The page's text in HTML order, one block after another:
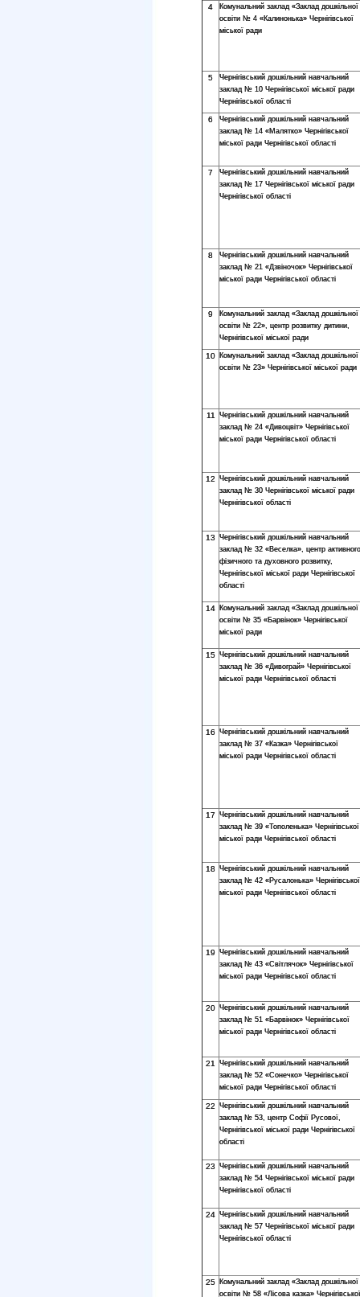
4
Комунальний заклад «Заклад дошкільної
освіти № 4 «Калинонька» Чернігівської
міської ради
5
Чернігівський дошкільний навчальний
заклад № 10 Чернігівської міської ради
Чернігівської області
6
Чернігівський дошкільний навчальний
заклад № 14 «Малятко» Чернігівської
міської ради Чернігівської області
7
Чернігівський дошкільний навчальний
заклад № 17 Чернігівської міської ради
Чернігівської області
8
Чернігівський дошкільний навчальний
заклад № 21 «Дзвіночок» Чернігівської
міської ради Чернігівської області
9
Комунальний заклад «Заклад дошкільної
освіти № 22», центр розвитку дитини,
Чернігівської міської ради
10 Комунальний заклад «Заклад дошкільної
освіти № 23» Чернігівської міської ради
11
Чернігівський дошкільний навчальний
заклад № 24 «Дивоцвіт» Чернігівської
міської ради Чернігівської області
12 Чернігівський дошкільний навчальний
заклад № 30 Чернігівської міської ради
Чернігівської області
13 Чернігівський дошкільний навчальний
заклад № 32 «Веселка», центр активного
фізичного та духовного розвитку,
Чернігівської міської ради Чернігівської
області
14 Комунальний заклад «Заклад дошкільної
освіти № 35 «Барвінок» Чернігівської
міської ради
15 Чернігівський дошкільний навчальний
заклад № 36 «Дивограй» Чернігівської
міської ради Чернігівської області
16 Чернігівський дошкільний навчальний
заклад № 37 «Казка» Чернігівської
міської ради Чернігівської області
17 Чернігівський дошкільний навчальний
заклад № 39 «Тополенька» Чернігівської
міської ради Чернігівської області
18 Чернігівський дошкільний навчальний
заклад № 42 «Русалонька» Чернігівської
міської ради Чернігівської області
19 Чернігівський дошкільний навчальний
заклад № 43 «Світлячок» Чернігівської
міської ради Чернігівської області
20 Чернігівський дошкільний навчальний
заклад № 51 «Барвінок» Чернігівської
міської ради Чернігівської області
21
Чернігівський дошкільний навчальний
заклад № 52 «Сонечко» Чернігівської
міської ради Чернігівської області
22 Чернігівський дошкільний навчальний
заклад № 53, центр Софії Русової,
Чернігівської міської ради Чернігівської
області
23 Чернігівський дошкільний навчальний
заклад № 54 Чернігівської міської ради
Чернігівської області
24 Чернігівський дошкільний навчальний
заклад № 57 Чернігівської міської ради
Чернігівської області
25 Комунальний заклад «Заклад дошкільної
освіти № 58 «Лісова казка» Чернігівської